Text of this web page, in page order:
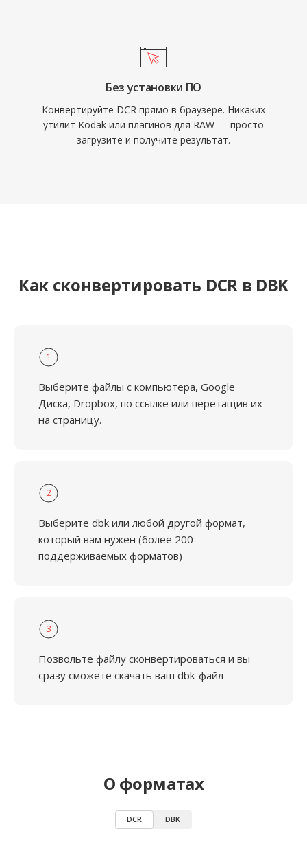
Без установки ПО
Конвертируйте DCR прямо в браузере. Никаких
утилит Kodak или плагинов для RAW — просто
загрузите и получите результат.
Как сконвертировать DCR в DBK
1
Выберите файлы с компьютера, Google
Диска, Dropbox, по ссылке или перетащив их
на страницу.
2
Выберите dbk или любой другой формат,
который вам нужен (более 200
поддерживаемых форматов)
3
Позвольте файлу сконвертироваться и вы
сразу сможете скачать ваш dbk-файл
О форматах
DCR DBK